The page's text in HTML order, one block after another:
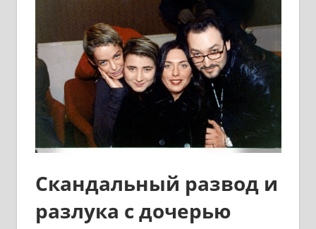
Скандальный развод и
разлука с дочерью